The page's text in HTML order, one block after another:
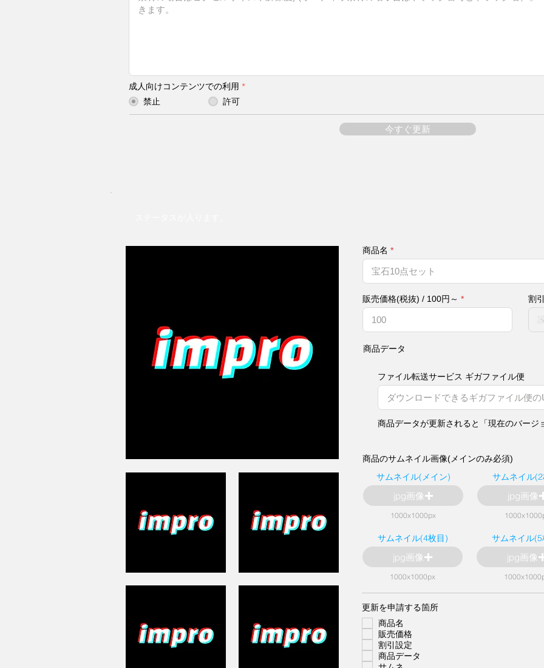
成人向けコンテンツでの利用 *
禁止
許可
今すぐ更新
商品名
販売価格(税抜) / 100円～ 割
商品データ
ファイル転送サービス ギガファイル便
商品データが更新されると「現在のバージ
商品のサムネイル画像(メインのみ必須)
サムネイル(メイン)
jpg画像
1000x1000px
サムネイル(4枚目)
jpg画像
1000x1000px
サムネイル
jpg画像
サムネイル
jpg画像
更新を申請する箇所必
商品名
販売価格
割引設定
商品データ